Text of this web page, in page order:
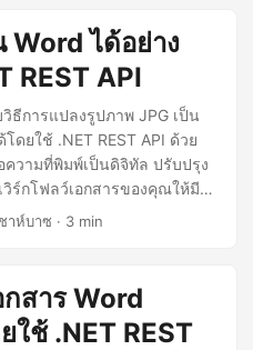
Word ได้อย่าง
REST API
ธีการแปลงรูปภาพ JPG เป็น
ดยใช้ .NET REST API ด้วย
วามที่พิมพ์เป็นดิจิทัล ปรับปรุง
ร์กโฟลว์เอกสารของคุณให้มี
าห์บาซ · 3 min
กสาร Word
ใช้ .NET REST